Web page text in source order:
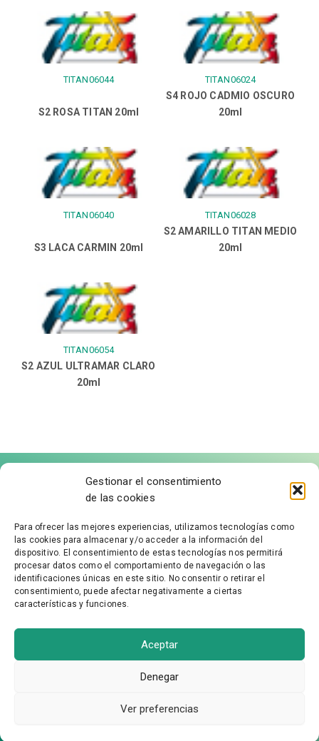
Gestionar el consentimiento
de las cookies
Para ofrecer las mejores experiencias, utilizamos tecnologías como
las cookies para almacenar y/o acceder a la información del
dispositivo. El consentimiento de estas tecnologías nos permitirá
procesar datos como el comportamiento de navegación o las
identificaciones únicas en este sitio. No consentir o retirar el
consentimiento, puede afectar negativamente a ciertas
características y funciones.
Aceptar
Denegar
Ver preferencias
TITAN06044
S2 ROSA TITAN 20ml
TITAN06024
S4 ROJO CADMIO OSCURO
20ml
TITAN06040
S3 LACA CARMIN 20ml
TITAN06028
S2 AMARILLO TITAN MEDIO
20ml
TITAN06054
S2 AZUL ULTRAMAR CLARO
20ml
FÁBRICA DE MOLDURAS
Aviso Legal
Política de Privacidad
Accesibilidad
Política de cookies
Condiciones Generales
Agente Digitalizador ASH Proyectos Creativos